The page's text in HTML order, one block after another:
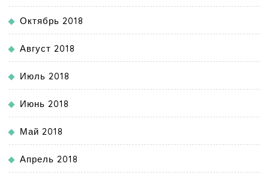
Октябрь 2018
Август 2018
Июль 2018
Июнь 2018
Май 2018
Апрель 2018